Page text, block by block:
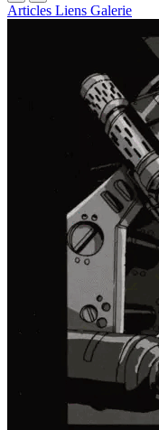
Articles Liens Galerie